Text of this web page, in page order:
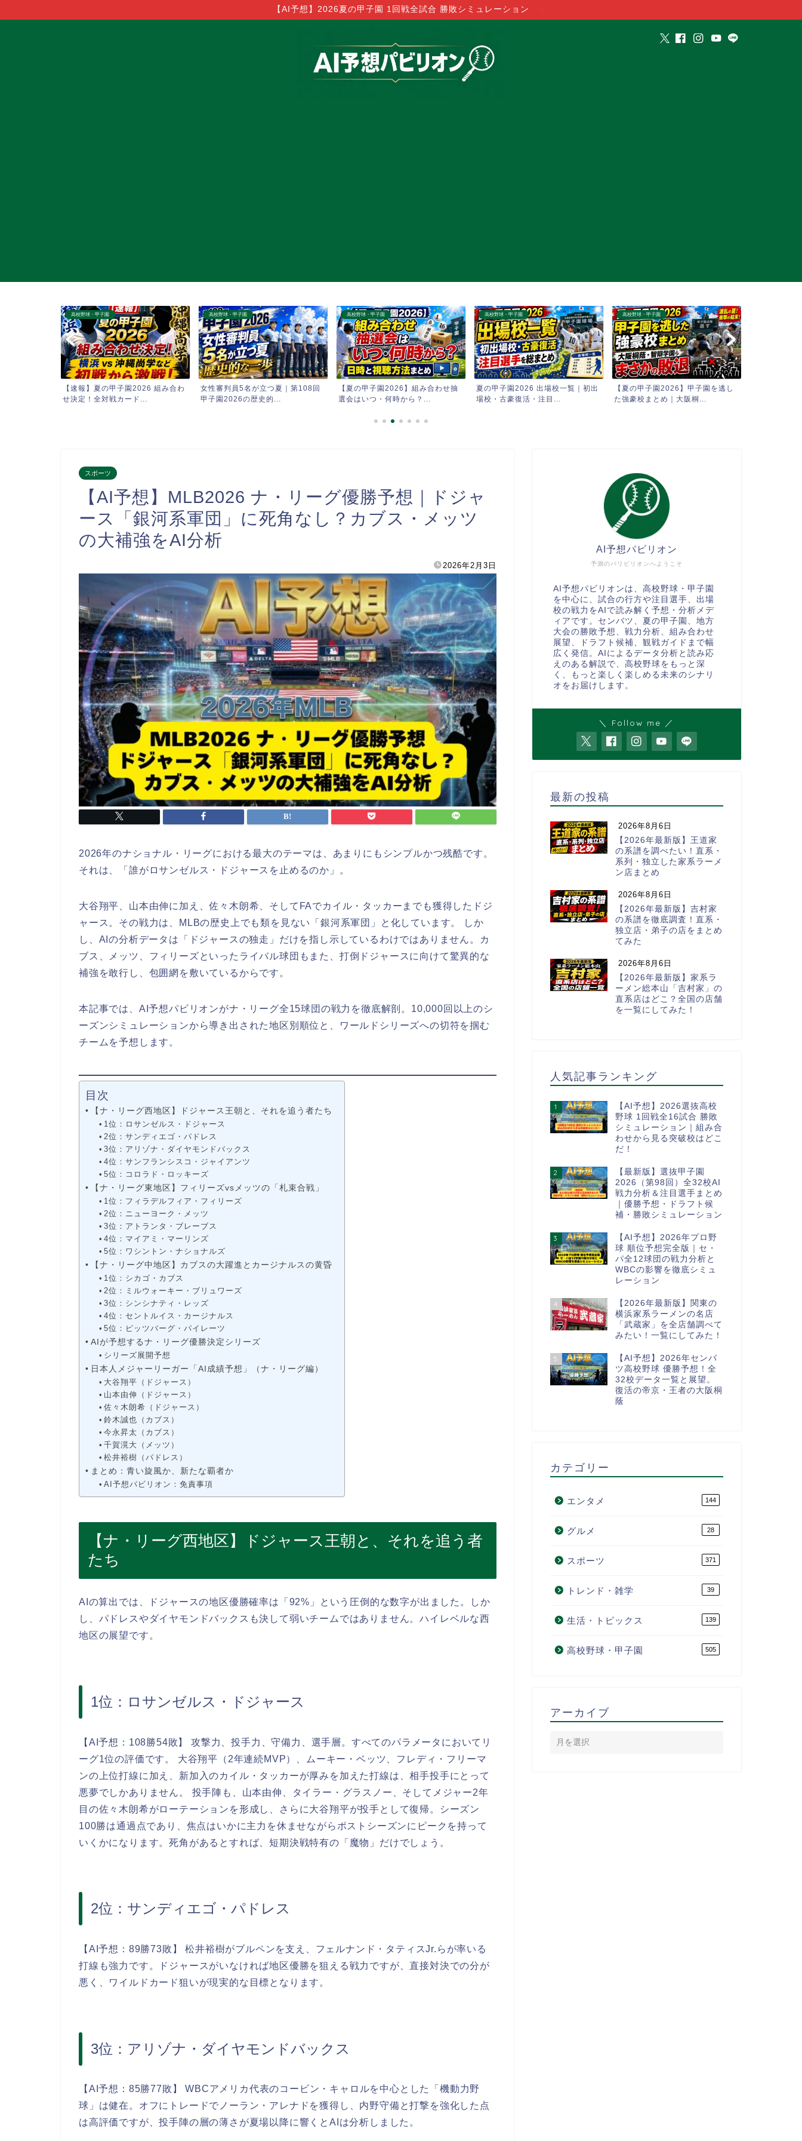
【AI予想】2026夏の甲子園 1回戦全試合 勝敗シミュレーション
高校野球・甲子園
【速報】夏の甲子園2026 組み合わ
せ決定！全対戦カード...
高校野球・甲子園
女性審判員5名が立つ夏｜第108回
甲子園2026の歴史的...
高校野球・甲子園
【夏の甲子園2026】組み合わせ抽
選会はいつ・何時から？...
高校野球・甲子園
夏の甲子園2026 出場校一覧｜初出
場校・古豪復活・注目...
高校野球・甲子園
【夏の甲子園2026】甲子園を逃し
た強豪校まとめ｜大阪桐...
スポーツ
【AI予想】MLB2026 ナ・リーグ優勝予想｜ドジャ
ース「銀河系軍団」に死角なし？カブス・メッツ
の大補強をAI分析
2026年2月3日
2026年のナショナル・リーグにおける最大のテーマは、あまりにもシンプルかつ残酷です。
それは、「誰がロサンゼルス・ドジャースを止めるのか」。
大谷翔平、山本由伸に加え、佐々木朗希、そしてFAでカイル・タッカーまでも獲得したドジ
ャース。その戦力は、MLBの歴史上でも類を見ない「銀河系軍団」と化しています。 しか
し、AIの分析データは「ドジャースの独走」だけを指し示しているわけではありません。カ
ブス、メッツ、フィリーズといったライバル球団もまた、打倒ドジャースに向けて驚異的な
補強を敢行し、包囲網を敷いているからです。
本記事では、AI予想パビリオンがナ・リーグ全15球団の戦力を徹底解剖。10,000回以上のシ
ーズンシミュレーションから導き出された地区別順位と、ワールドシリーズへの切符を掴む
チームを予想します。
目次
【ナ・リーグ西地区】ドジャース王朝と、それを追う者たち
1位：ロサンゼルス・ドジャース
2位：サンディエゴ・パドレス
3位：アリゾナ・ダイヤモンドバックス
4位：サンフランシスコ・ジャイアンツ
5位：コロラド・ロッキーズ
【ナ・リーグ東地区】フィリーズvsメッツの「札束合戦」
1位：フィラデルフィア・フィリーズ
2位：ニューヨーク・メッツ
3位：アトランタ・ブレーブス
4位：マイアミ・マーリンズ
5位：ワシントン・ナショナルズ
【ナ・リーグ中地区】カブスの大躍進とカージナルスの黄昏
1位：シカゴ・カブス
2位：ミルウォーキー・ブリュワーズ
3位：シンシナティ・レッズ
4位：セントルイス・カージナルス
5位：ピッツバーグ・パイレーツ
AIが予想するナ・リーグ優勝決定シリーズ
シリーズ展開予想
日本人メジャーリーガー「AI成績予想」（ナ・リーグ編）
大谷翔平（ドジャース）
山本由伸（ドジャース）
佐々木朗希（ドジャース）
鈴木誠也（カブス）
今永昇太（カブス）
千賀滉大（メッツ）
松井裕樹（パドレス）
まとめ：青い旋風か、新たな覇者か
AI予想パビリオン：免責事項
【ナ・リーグ西地区】ドジャース王朝と、それを追う者
たち
AIの算出では、ドジャースの地区優勝確率は「92%」という圧倒的な数字が出ました。しか
し、パドレスやダイヤモンドバックスも決して弱いチームではありません。ハイレベルな西
地区の展望です。
1位：ロサンゼルス・ドジャース
【AI予想：108勝54敗】 攻撃力、投手力、守備力、選手層。すべてのパラメータにおいてリ
ーグ1位の評価です。 大谷翔平（2年連続MVP）、ムーキー・ベッツ、フレディ・フリーマ
ンの上位打線に加え、新加入のカイル・タッカーが厚みを加えた打線は、相手投手にとって
悪夢でしかありません。 投手陣も、山本由伸、タイラー・グラスノー、そしてメジャー2年
目の佐々木朗希がローテーションを形成し、さらに大谷翔平が投手として復帰。シーズン
100勝は通過点であり、焦点はいかに主力を休ませながらポストシーズンにピークを持って
いくかになります。死角があるとすれば、短期決戦特有の「魔物」だけでしょう。
2位：サンディエゴ・パドレス
【AI予想：89勝73敗】 松井裕樹がブルペンを支え、フェルナンド・タティスJr.らが率いる
打線も強力です。ドジャースがいなければ地区優勝を狙える戦力ですが、直接対決での分が
悪く、ワイルドカード狙いが現実的な目標となります。
3位：アリゾナ・ダイヤモンドバックス
【AI予想：85勝77敗】 WBCアメリカ代表のコービン・キャロルを中心とした「機動力野
球」は健在。オフにトレードでノーラン・アレナドを獲得し、内野守備と打撃を強化した点
は高評価ですが、投手陣の層の薄さが夏場以降に響くとAIは分析しました。
予測のパリビリオンへようこそ
AI予想パビリオン
AI予想パビリオンは、高校野球・甲子園
を中心に、試合の行方や注目選手、出場
校の戦力をAIで読み解く予想・分析メデ
ィアです。センバツ、夏の甲子園、地方
大会の勝敗予想、戦力分析、組み合わせ
展望、ドラフト候補、観戦ガイドまで幅
広く発信。AIによるデータ分析と読み応
えのある解説で、高校野球をもっと深
く、もっと楽しく楽しめる未来のシナリ
オをお届けします。
＼ Follow me ／
最新の投稿
2026年8月6日
【2026年最新版】王道家
の系譜を調べたい！直系・
系列・独立した家系ラーメ
ン店まとめ
2026年8月6日
【2026年最新版】吉村家
の系譜を徹底調査！直系・
独立店・弟子の店をまとめ
てみた
2026年8月6日
【2026年最新版】家系ラ
ーメン総本山「吉村家」の
直系店はどこ？全国の店舗
を一覧にしてみた！
人気記事ランキング
1
【AI予想】2026選抜高校
野球 1回戦全16試合 勝敗
シミュレーション｜組み合
わせから見る突破校はどこ
だ！
2
【最新版】選抜甲子園
2026（第98回）全32校AI
戦力分析＆注目選手まとめ
｜優勝予想・ドラフト候
補・勝敗シミュレーション
3
【AI予想】2026年プロ野
球 順位予想完全版｜セ・
パ全12球団の戦力分析と
WBCの影響を徹底シミュ
レーション
4
【2026年最新版】関東の
横浜家系ラーメンの名店
「武蔵家」を全店舗調べて
みたい！一覧にしてみた！
5
【AI予想】2026年センバ
ツ高校野球 優勝予想！全
32校データ一覧と展望。
復活の帝京・王者の大阪桐
蔭
カテゴリー
エンタメ 144
グルメ 28
スポーツ 371
トレンド・雑学 39
生活・トピックス 139
高校野球・甲子園 505
アーカイブ